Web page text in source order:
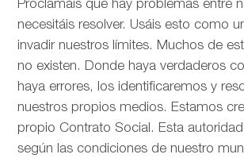
Proclamáis que hay problemas entre
necesitáis resolver. Usáis esto como
invadir nuestros límites. Muchos de
no existen. Donde haya verdaderos
haya errores, los identificaremos y
nuestros propios medios. Estamos
propio Contrato Social. Esta
según las condiciones de nuestro